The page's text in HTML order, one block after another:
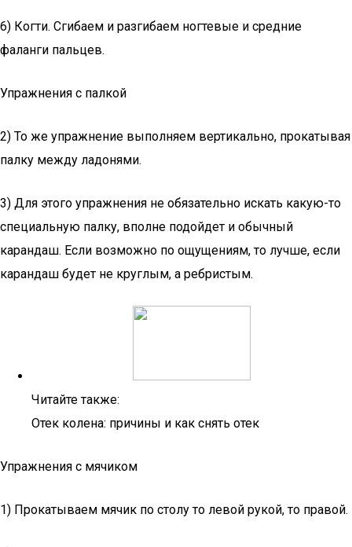
6) Когти. Сгибаем и разгибаем ногтевые и средние
фаланги пальцев.
Упражнения с палкой
2) То же упражнение выполняем вертикально, прокатывая
палку между ладонями.
3) Для этого упражнения не обязательно искать какую-то
специальную палку, вполне подойдет и обычный
карандаш. Если возможно по ощущениям, то лучше, если
карандаш будет не круглым, а ребристым.
Читайте также:
Отек колена: причины и как снять отек
Упражнения с мячиком
1) Прокатываем мячик по столу то левой рукой, то правой.